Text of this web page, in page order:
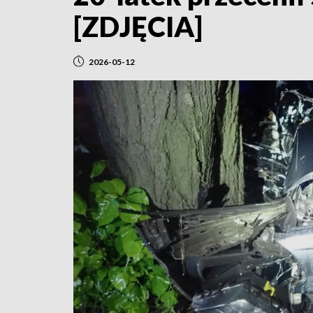
[ZDJĘCIA]
2026-05-12